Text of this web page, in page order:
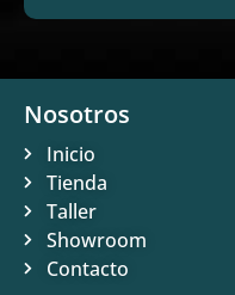
Nosotros
Inicio
Tienda
Taller
Showroom
Contacto